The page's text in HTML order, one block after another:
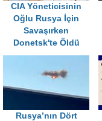
CIA Yöneticisinin
Oğlu Rusya İçin
Savaşırken
Donetsk'te Öldü
Rusya’nın Dört